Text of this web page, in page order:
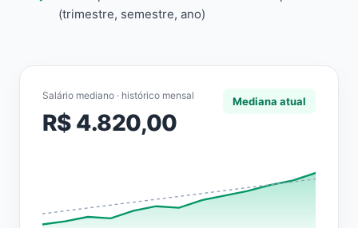
(trimestre, semestre, ano)
Salário mediano · histórico mensal
R$ 4.820,00
Mediana atual